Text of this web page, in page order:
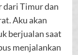
dari Timur dan
Aku akan
berjualan saat
menjalankan